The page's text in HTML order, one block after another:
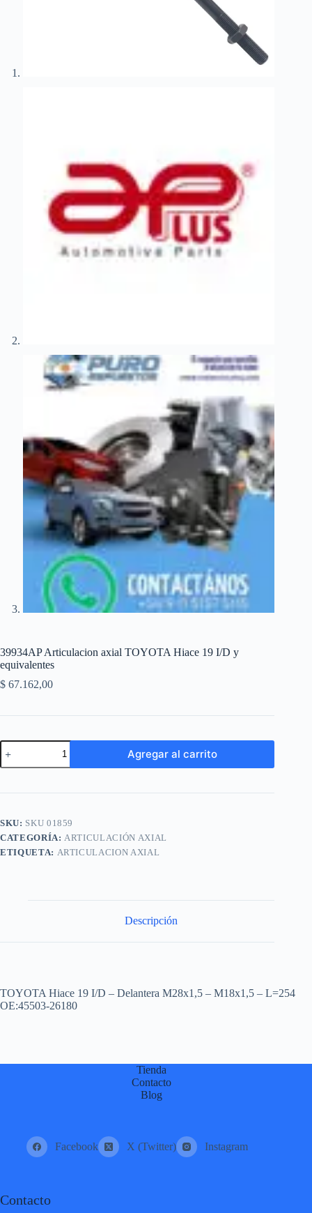
39934AP Articulacion axial TOYOTA Hiace 19 I/D y
equivalentes
$ 67.162,00
39934AP
Articulacion
axial
Hiace
y
equivalentes
cantidad
Agregar al carrito
r
n
a
SKU: SKU 01859
CATEGORÍA: ARTICULACIÓN AXIAL
ETIQUETA: ARTICULACION AXIAL
Descripción
TOYOTA Hiace 19 I/D – Delantera M28x1,5 – M18x1,5 – L=254
OE:45503-26180
Tienda
Contacto
Blog
Facebook X (Twitter) Instagram
Contacto